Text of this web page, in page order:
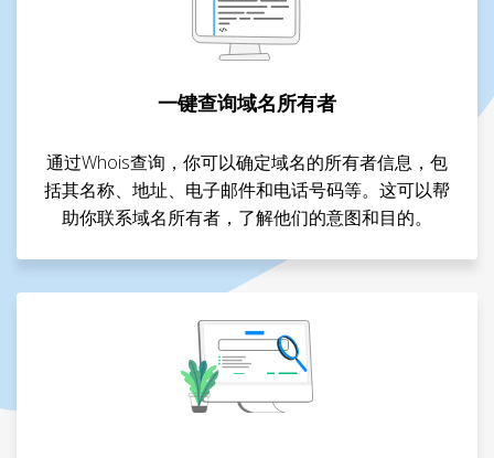
一键查询域名所有者
通过Whois查询，你可以确定域名的所有者信息，包
括其名称、地址、电子邮件和电话号码等。这可以帮
助你联系域名所有者，了解他们的意图和目的。